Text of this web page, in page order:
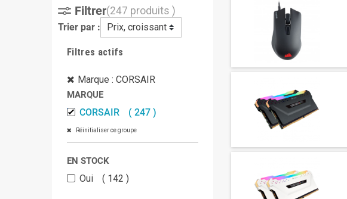
Filtrer(247 produits )
Trier par : Prix, croissant
Filtres actifs
Marque : CORSAIR
MARQUE
CORSAIR 247
Réinitialiser ce groupe
EN STOCK
Oui 142